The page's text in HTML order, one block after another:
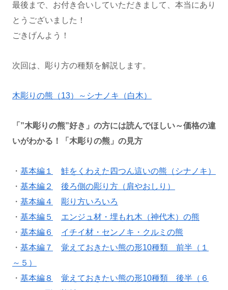
最後まで、お付き合いしていただきまして、本当にあり
とうございました！
ごきげんよう！
次回は、彫り方の種類を解説します。
木彫りの熊（13）～シナノキ（白木）
「”木彫りの熊”好き」の方には読んでほしい～価格の違
いがわかる！「木彫りの熊」の見方
・ 基本編１
鮭をくわえた四つん這いの熊（シナノキ）
・ 基本編２
後ろ側の彫り方（肩やおしり）
・ 基本編４
彫り方いろいろ
・ 基本編５
エンジュ材・埋もれ木（神代木）の熊
・ 基本編６
イチイ材・センノキ・クルミの熊
・ 基本編７
覚えておきたい熊の形10種類 前半（１
～５）
・ 基本編８
覚えておきたい熊の形10種類 後半（６